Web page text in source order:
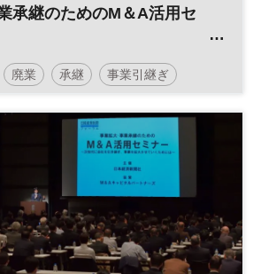
承継のためのM＆A活用セ
を引き継ぎ、事業を拡大さ
は～
廃業 承継 事業引継ぎ
ラム